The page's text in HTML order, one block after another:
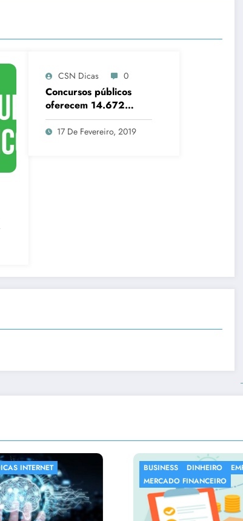
CSN Dicas 0
Concursos públicos
oferecem 14.672
vagas com salários de
até R$ 28,9 mil.
17 De Fevereiro, 2019
BUSINESS DINHEIRO
MERCADO FINANCEIRO
DESTAQUES